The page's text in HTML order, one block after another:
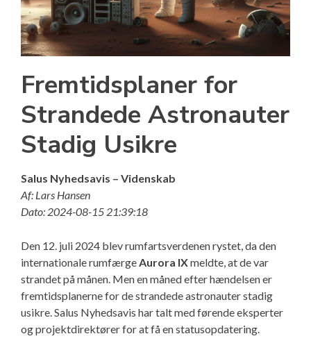
Fremtidsplaner for
Strandede Astronauter
Stadig Usikre
Salus Nyhedsavis – Videnskab
Af: Lars Hansen
Dato: 2024-08-15 21:39:18
Den 12. juli 2024 blev rumfartsverdenen rystet, da den
internationale rumfærgeAurora IXmeldte, at de var
strandet på månen. Men en måned efter hændelsen er
fremtidsplanerne for de strandede astronauter stadig
usikre. Salus Nyhedsavis har talt med førende eksperter
og projektdirektører for at få en statusopdatering.